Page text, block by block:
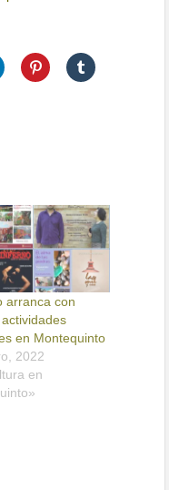
arranca con
en Montequinto
2022
en